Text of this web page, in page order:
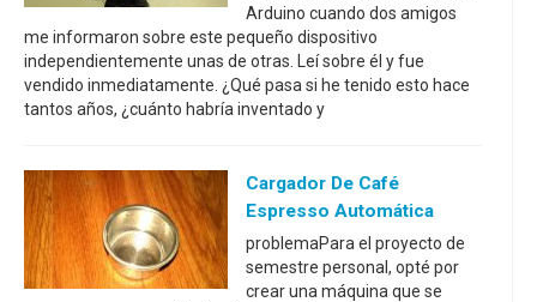
Arduino cuando dos amigos
me informaron sobre este pequeño dispositivo
independientemente unas de otras. Leí sobre él y fue
vendido inmediatamente. ¿Qué pasa si he tenido esto hace
tantos años, ¿cuánto habría inventado y
Cargador De Café
Espresso Automática
problemaPara el proyecto de
semestre personal, opté por
crear una máquina que se